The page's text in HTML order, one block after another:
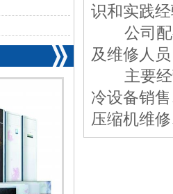
识和实践
公司配有
及维修人
主要经营
冷设备销
压缩机维